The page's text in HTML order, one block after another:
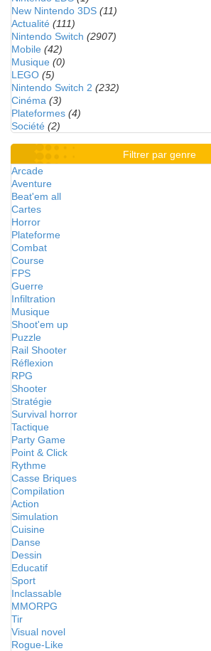
New Nintendo 3DS (11)
Actualité (111)
Nintendo Switch (2907)
Mobile (42)
Musique (0)
LEGO (5)
Nintendo Switch 2 (232)
Cinéma (3)
Plateformes (4)
Société (2)
Filtrer par genre
Arcade
Aventure
Beat'em all
Cartes
Horror
Plateforme
Combat
Course
FPS
Guerre
Infiltration
Musique
Shoot'em up
Puzzle
Rail Shooter
Réflexion
RPG
Shooter
Stratégie
Survival horror
Tactique
Party Game
Point & Click
Rythme
Casse Briques
Compilation
Action
Simulation
Cuisine
Danse
Dessin
Educatif
Sport
Inclassable
MMORPG
Tir
Visual novel
Rogue-Like